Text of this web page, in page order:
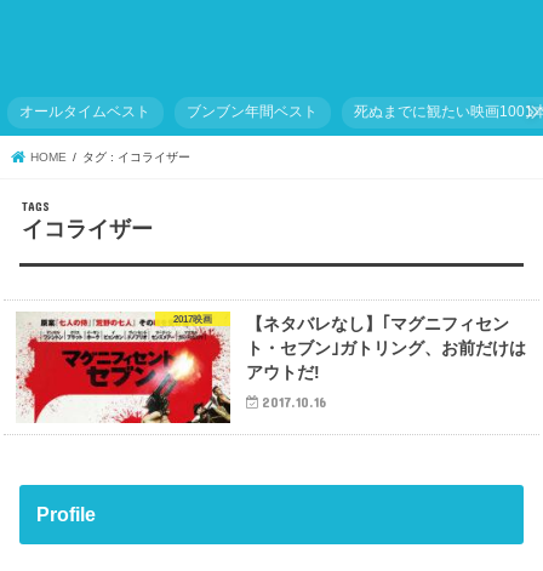
オールタイムベスト ブンブン年間ベスト 死ぬまでに観たい映画1001
HOME タグ : イコライザー
イコライザー
2017映画
【ネタバレなし】｢マグニフィセン
ト・セブン｣ガトリング、お前だけは
アウトだ!
2017.10.16
Profile